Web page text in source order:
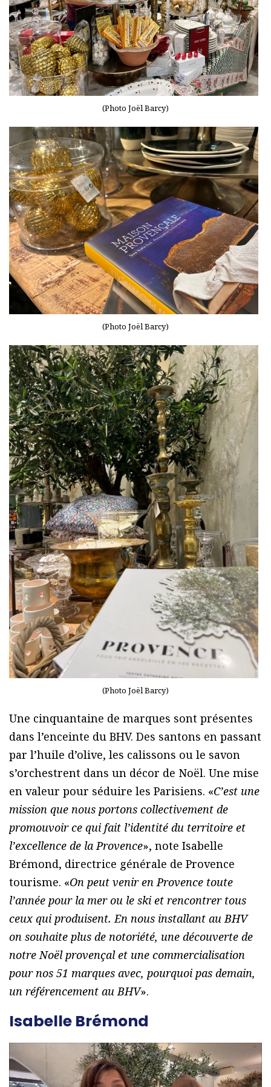
(Photo Joël Barcy)
(Photo Joël Barcy)
(Photo Joël Barcy)
Une cinquantaine de marques sont présentes
dans l’enceinte du BHV. Des santons en passant
par l’huile d’olive, les calissons ou le savon
s’orchestrent dans un décor de Noël. Une mise
en valeur pour séduire les Parisiens. «C’est une
mission que nous portons collectivement de
promouvoir ce qui fait l’identité du territoire et
l’excellence de la Provence», note Isabelle
Brémond, directrice générale de Provence
tourisme. «On peut venir en Provence toute
l’année pour la mer ou le ski et rencontrer tous
ceux qui produisent. En nous installant au BHV
on souhaite plus de notoriété, une découverte de
notre Noël provençal et une commercialisation
pour nos 51 marques avec, pourquoi pas demain,
un référencement au BHV».
Isabelle Brémond
e